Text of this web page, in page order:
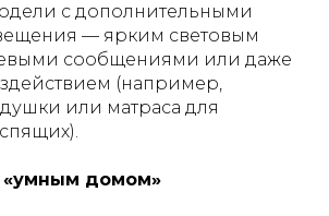
с дополнительными
— ярким световым
сообщениями или даже
(например,
или матраса для
«умным домом»